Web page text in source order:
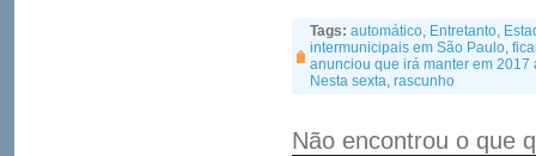
Tags: automático, Entretanto,
intermunicipais em São Paulo,
anunciou que irá manter em 2017
Nesta sexta, rascunho
Não encontrou o que